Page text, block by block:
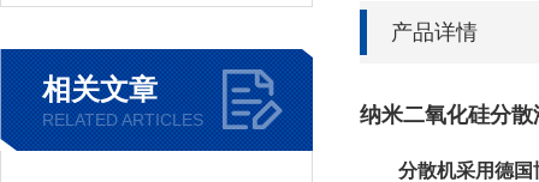
相关文章
RELATED ARTICLES
产品详情
纳米二氧化硅分
分散机采用德